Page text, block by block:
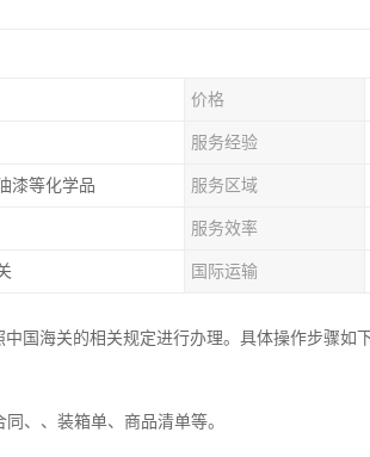
价格
服务经验
漆等化学品 服务区域
服务效率
国际运输
国海关的相关规定进行办理。具体操作步骤如下
、、装箱单、商品清单等。